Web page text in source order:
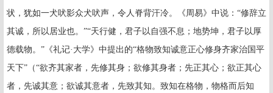
状，犹如一犬吠影众犬吠声，令人脊背汗冷。《周易》中说：“修辞立
其诚，所以居业也。”“天行健，君子以自强不息；地势坤，君子以厚
德载物。”《礼记·大学》中提出的“格物致知诚意正心修身齐家治国平
天下”（“欲齐其家者，先修其身；欲修其身者；先正其心；欲正其心
者，先诚其意；欲诚其意者，先致其知。致知在格物，物格而后知